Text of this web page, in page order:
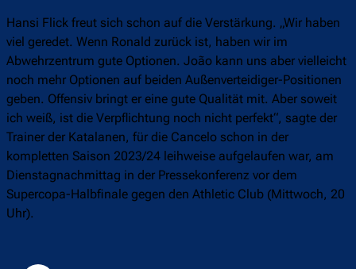
Hansi Flick freut sich schon auf die Verstärkung. „Wir haben
viel geredet. Wenn Ronald zurück ist, haben wir im
Abwehrzentrum gute Optionen. João kann uns aber vielleicht
noch mehr Optionen auf beiden Außenverteidiger-Positionen
geben. Offensiv bringt er eine gute Qualität mit. Aber soweit
ich weiß, ist die Verpflichtung noch nicht perfekt“, sagte der
Trainer der Katalanen, für die Cancelo schon in der
kompletten Saison 2023/24 leihweise aufgelaufen war, am
Dienstagnachmittag in der Pressekonferenz vor dem
Supercopa-Halbfinale gegen den Athletic Club (Mittwoch, 20
Uhr).